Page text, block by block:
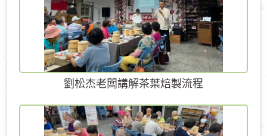
劉松杰老闆講解茶葉焙製流程